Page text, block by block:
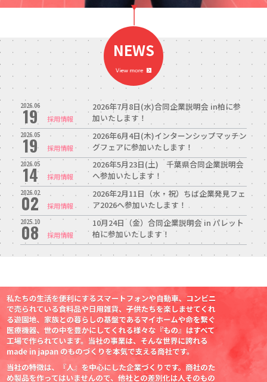
新卒エントリー
お問い合わせ
NEWS
2026.06
19 採用情報
2026年7月8日(水)合同企業説明会 in柏に参
加いたします！
2026.05
19 採用情報
2026年6月4日(木)インターンシップマッチン
グフェアに参加いたします！
2026.05
14 採用情報
2026年5月23日(土) 千葉県合同企業説明会
へ参加いたします！
2026.02
02 採用情報
2026年2月11日（水・祝）ちば企業発見フェ
ア2026へ参加いたします！
2025.10
08 採用情報
10月24日（金）合同企業説明会 in パレット
柏に参加いたします！